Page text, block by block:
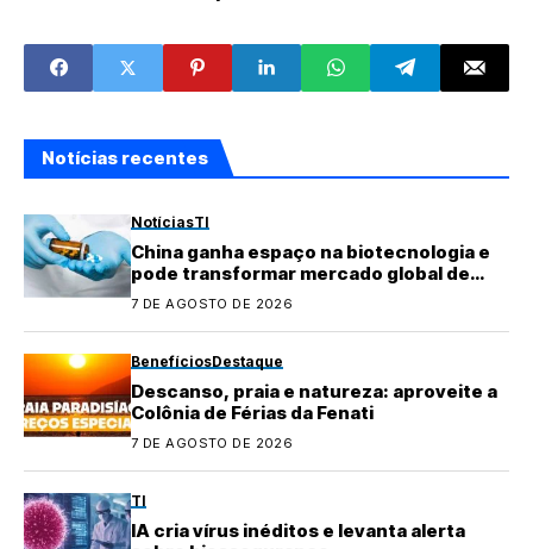
Notícias recentes
NotíciasTI
China ganha espaço na biotecnologia e
pode transformar mercado global de
medicamentos
7 DE AGOSTO DE 2026
BenefíciosDestaque
Descanso, praia e natureza: aproveite a
Colônia de Férias da Fenati
7 DE AGOSTO DE 2026
TI
IA cria vírus inéditos e levanta alerta